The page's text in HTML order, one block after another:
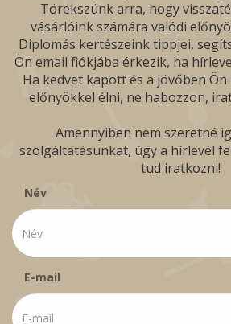
Törekszünk arra, hogy
vásárlóink számára valódi
Diplomás kertészeink tippjei,
Ön email fiókjába érkezik, ha
Ha kedvet kapott és a jövőben
előnyökkel élni, ne habozzon,
Amennyiben nem szeretné
szolgáltatásunkat, úgy a hírlevél
tud iratkozni!
Név
E-mail